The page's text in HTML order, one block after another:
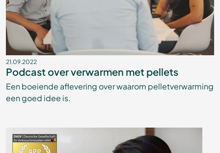
21.09.2022
Podcast over verwarmen met pellets
Een boeiende aflevering over waarom pelletverwarming
een goed idee is.